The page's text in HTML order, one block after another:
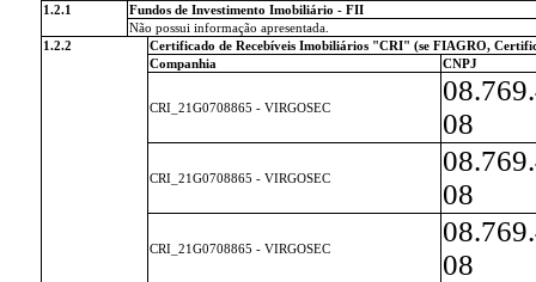
1.2.1
Fundos de Investimento Imobiliário - FII
Não possui informação apresentada.
1.2.2
Certificado de Recebíveis Imobiliários "CRI" (se FIAGRO,
Companhia
CNPJ
CRI_21G0708865 - VIRGOSEC
08
CRI_21G0708865 - VIRGOSEC
08
CRI_21G0708865 - VIRGOSEC
08